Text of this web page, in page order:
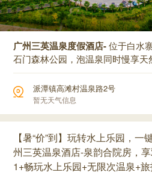
广州三英温泉度假酒店-位于白水
石门森林公园，泡温泉同时慢享天
派潭镇高滩村温泉路2号
暂无天气信息
【暑“价”到】玩转水上乐园，
州三英温泉酒店-泉韵合院房，
1+畅玩水上乐园+无限次温泉+